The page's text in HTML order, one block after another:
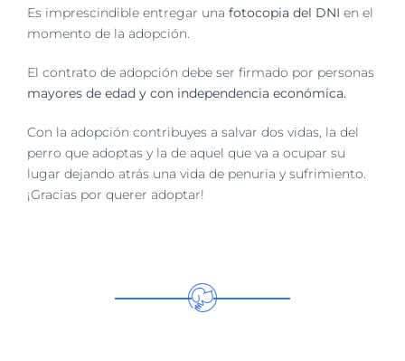
Es imprescindible entregar una fotocopia del DNI en el
momento de la adopción.
El contrato de adopción debe ser firmado por personas
mayores de edad y con independencia económica.
Con la adopción contribuyes a salvar dos vidas, la del
perro que adoptas y la de aquel que va a ocupar su
lugar dejando atrás una vida de penuria y sufrimiento.
¡Gracias por querer adoptar!